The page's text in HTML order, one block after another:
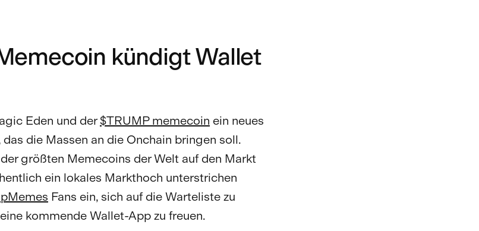
kündigt Wallet
Eden und der$TRUMP memecoin ein neues
die Massen an die Onchain bringen soll.
größten Memecoins der Welt auf den Markt
ein lokales Markthoch unterstrichen
Fans ein, sich auf die Warteliste zu
kommende Wallet-App zu freuen.